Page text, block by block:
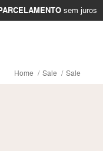
sem juros
Home Sale Sale